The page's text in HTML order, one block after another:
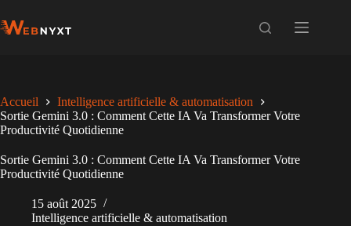
au
contenu
Accueil
Intelligence artificielle & automatisation
Sortie Gemini 3.0 : Comment Cette IA Va Transformer Votre
Productivité Quotidienne
Sortie Gemini 3.0 : Comment Cette IA Va Transformer Votre
Productivité Quotidienne
15 août 2025
Intelligence artificielle & automatisation